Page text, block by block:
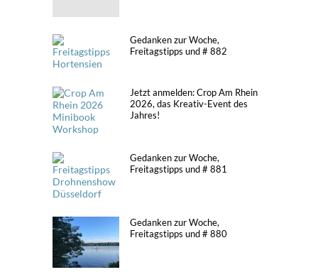
Gedanken zur Woche,
Freitagstipps und # 882
Jetzt anmelden: Crop Am Rhein
2026, das Kreativ-Event des
Jahres!
Gedanken zur Woche,
Freitagstipps und # 881
Gedanken zur Woche,
Freitagstipps und # 880